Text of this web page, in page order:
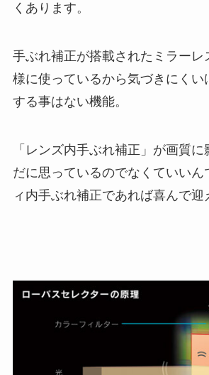
くあります。
手ぶれ補正が搭載されたミラーレ
様に使っているから気づきにくい
する事はない機能。
「レンズ内手ぶれ補正」が画質
だに思っているのでなくていいん
ィ内手ぶれ補正であれば喜んで迎